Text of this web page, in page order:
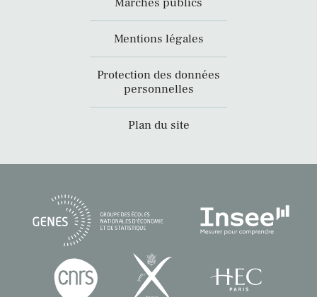
Mentions légales
Protection des données
personnelles
Plan du site